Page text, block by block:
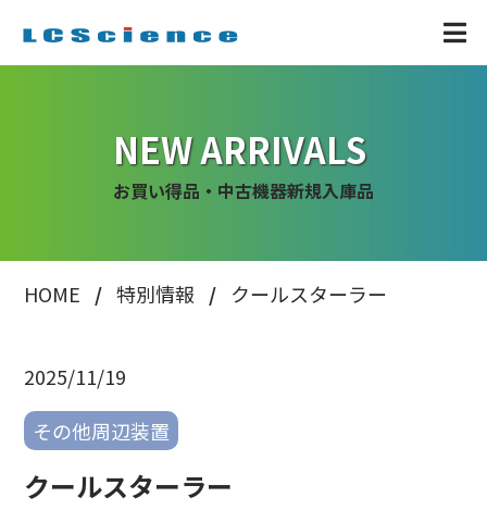
NEW ARRIVALS
お買い得品・中古機器新規入庫品
HOME 特別情報 クールスターラー
2025/11/19
その他周辺装置
クールスターラー